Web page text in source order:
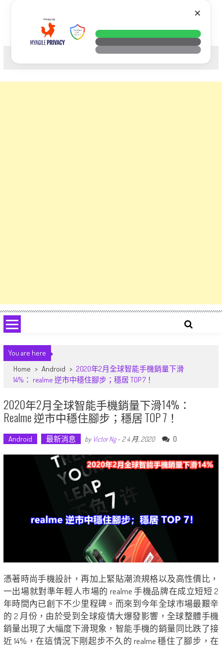
科技. 生活. 攝影.
You are here
Home > Android > 2020年2月全球智能手機銷量下滑
14%： realme 逆市中穩住腳步；穩居 TOP 7！
2020年2月全球智能手機銷量下滑14%：
Realme 逆市中穩住腳步；穩居 TOP 7！
Android 最新消息 by Victor Ng- 2 4 月, 2020 0
憑著時尚手機設計，再加上緊貼潮流規格以及高性價比，
一出場就對準年輕人市場的 realme 手機品牌在成立短短 2
年時間內已創下不少里程碑。而來到今年全球市場最艱辛
的 2 月份，由於受到全球疫情大爆發影響，全球整體手機
銷量出現了大幅度下滑現象，智能手機的銷量同比跌了接
近 14%，在這情況下剛起步不久的 realme 穩住了腳步，在
✕